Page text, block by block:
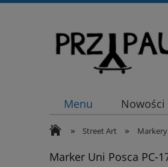
Menu Nowości
» Street Art »
Marker Uni Posca PC-